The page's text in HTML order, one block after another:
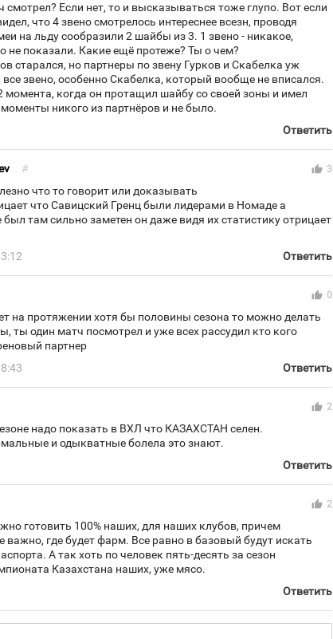
Если нет, то и высказываться тоже глупо. Вот если
что 4 звено смотрелось интереснее всезн, проводя
на льду сообразили 2 шайбы из 3. 1 звено - никакое,
не показали. Какие ещё протеже? Ты о чем?
старался, но партнеры по звену Гурков и Скабелка уж
звено, особенно Скабелка, который вообще не вписался.
момента, когда он протащил шайбу со своей зоны и имел
никого из партнёров и не было.
Ответить
# thumb_up 3
что то говорит или доказывать
что Савицский Гренц были лидерами в Номаде а
там сильно заметен он даже видя их статистику отрицает
Ответить
thumb_up 0
на протяжении хотя бы половины сезона то можно делать
ты один матч посмотрел и уже всех рассудил кто кого
партнер
Ответить
thumb_up 2
надо показать в ВХЛ что КАЗАХСТАН селен.
и одыкватные болела это знают.
Ответить
thumb_up 2
готовить 100% наших, для наших клубов, причем
где будет фарм. Все равно в базовый будут искать
А так хоть по человек пять-десять за сезон
Казахстана наших, уже мясо.
Ответить